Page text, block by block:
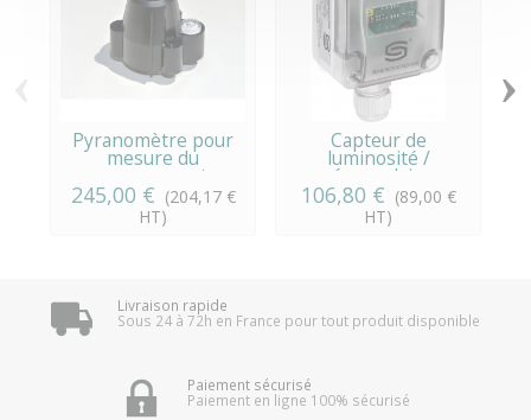
Pyranomètre pour
mesure du
rayonnement...
245,00 € (204,17 €
HT)
Capteur de
luminosité /
crépusculaire...
106,80 € (89,00 €
HT)
›
Livraison rapide
Sous 24 à 72h en France pour tout produit disponible
Paiement sécurisé
Paiement en ligne 100% sécurisé